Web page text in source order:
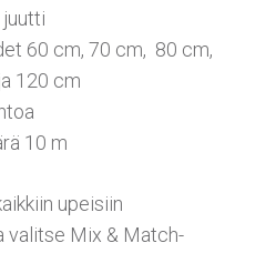
60 cm, 70 cm, 80 cm,
120 cm
10 m
upeisiin
valitse Mix & Match-